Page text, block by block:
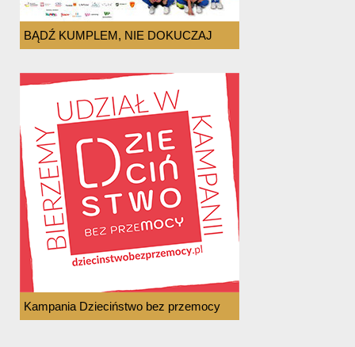
BĄDŹ KUMPLEM, NIE DOKUCZAJ
Kampania Dzieciństwo bez przemocy